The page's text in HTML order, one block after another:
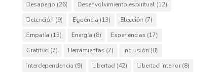
Desapego (26) Desenvolvimiento espiritual(12)
Detención (9) Egoencia (13) Elección (7)
Empatía (13) Energía (8) Experiencias (17)
Gratitud (7) Herramientas (7) Inclusión (8)
Interdependencia (9) Libertad (42) Libertad interior(8)